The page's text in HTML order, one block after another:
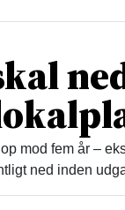
mod fem år –
ned inden